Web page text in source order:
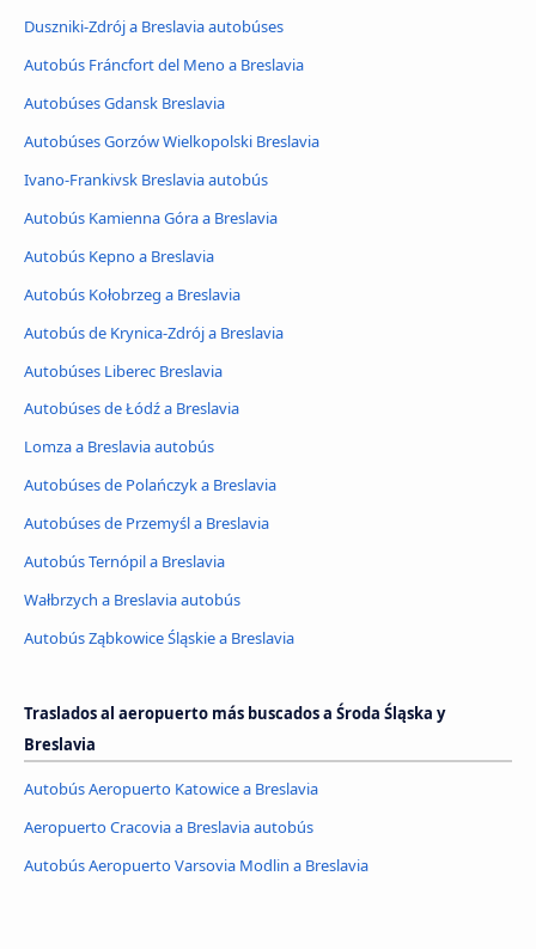
Duszniki-Zdrój a Breslavia autobúses
Autobús Fráncfort del Meno a Breslavia
Autobúses Gdansk Breslavia
Autobúses Gorzów Wielkopolski Breslavia
Ivano-Frankivsk Breslavia autobús
Autobús Kamienna Góra a Breslavia
Autobús Kepno a Breslavia
Autobús Kołobrzeg a Breslavia
Autobús de Krynica-Zdrój a Breslavia
Autobúses Liberec Breslavia
Autobúses de Łódź a Breslavia
Lomza a Breslavia autobús
Autobúses de Polańczyk a Breslavia
Autobúses de Przemyśl a Breslavia
Autobús Ternópil a Breslavia
Wałbrzych a Breslavia autobús
Autobús Ząbkowice Śląskie a Breslavia
Traslados al aeropuerto más buscados a Środa Śląska y
Breslavia
Autobús Aeropuerto Katowice a Breslavia
Aeropuerto Cracovia a Breslavia autobús
Autobús Aeropuerto Varsovia Modlin a Breslavia